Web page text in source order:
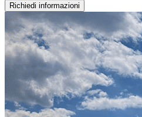
Richiedi informazioni